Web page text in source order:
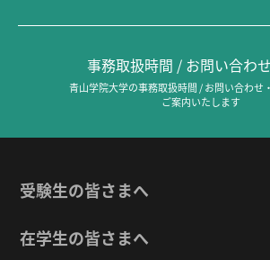
事務取扱時間 / お問い合わ
青山学院大学の事務取扱時間 / お問い合わせ
ご案内いたします
受験生の皆さまへ
在学生の皆さまへ